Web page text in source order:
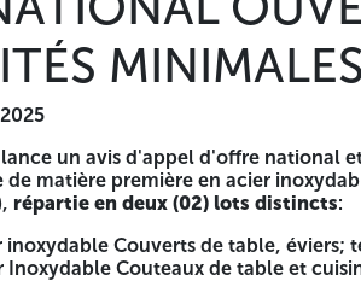
- 35200 - Bordj-Menalel -
BNALDZ AL 643 N° Compte
de toutes les pièces
présenter leur offres dans une
des plis et d'évaluation
ouvert avec exigence de
aux modalités de présentation
MINIMALES
lance un avis d'appel d'offre
matière première en acier
répartie en deux (02) lots distincts:
inoxydable Couverts de table, éviers;
Inoxydable Couteaux de table et